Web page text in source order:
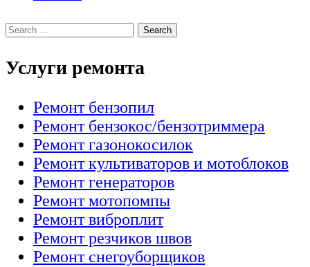
Услуги ремонта
Ремонт бензопил
Ремонт бензокос/бензотриммера
Ремонт газонокосилок
Ремонт культиваторов и мотоблоков
Ремонт генераторов
Ремонт мотопомпы
Ремонт виброплит
Ремонт резчиков швов
Ремонт снегоуборщиков